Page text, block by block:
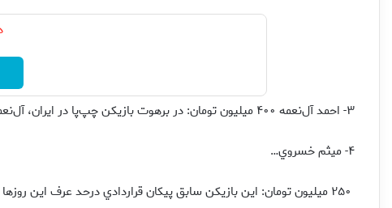
۳- احمد آل‌نعمه ۴۰۰ ميليون تومان: در برهوت بازيكن چپ‌پا در ايران، آل‌نعمه جوان و خوش‌قد و بالا ارزش اين پول را دارد.
۴- ميثم خسروي…